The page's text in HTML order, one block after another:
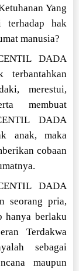
Yang
terhadap hak
manusia?
DADA
terbantahkan
merestui,
membuat
DADA
anak, maka
cobaan
DADA
seorang pria,
hanya berlaku
Terdakwa
sebagai
maupun